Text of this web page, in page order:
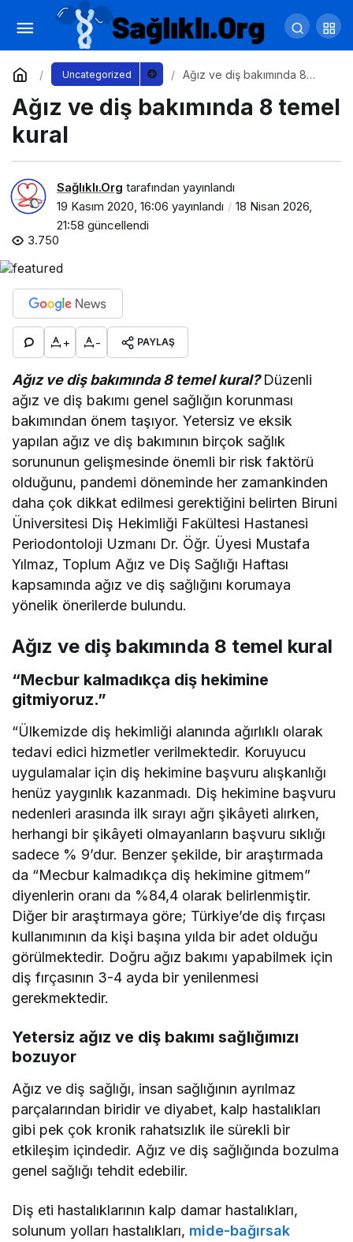
Uncategorized
Ağız ve diş bakımında 8
Ağız ve diş bakımında 8 temel
kural
Sağlıklı.Org tarafından yayınlandı
19 Kasım 2020, 16:06 yayınlandı
18 Nisan 2026,
21:58 güncellendi
3.750
+ - PAYLAŞ
Ağız ve diş bakımında 8 temel kural?Düzenli
ağız ve diş bakımı genel sağlığın korunması
bakımından önem taşıyor. Yetersiz ve eksik
yapılan ağız ve diş bakımının birçok sağlık
sorununun gelişmesinde önemli bir risk faktörü
olduğunu, pandemi döneminde her zamankinden
daha çok dikkat edilmesi gerektiğini belirten Biruni
Üniversitesi Diş Hekimliği Fakültesi Hastanesi
Periodontoloji Uzmanı Dr. Öğr. Üyesi Mustafa
Yılmaz, Toplum Ağız ve Diş Sağlığı Haftası
kapsamında ağız ve diş sağlığını korumaya
yönelik önerilerde bulundu.
Ağız ve diş bakımında 8 temel kural
“Mecbur kalmadıkça diş hekimine
gitmiyoruz.”
“Ülkemizde diş hekimliği alanında ağırlıklı olarak
tedavi edici hizmetler verilmektedir. Koruyucu
uygulamalar için diş hekimine başvuru alışkanlığı
henüz yaygınlık kazanmadı. Diş hekimine başvuru
nedenleri arasında ilk sırayı ağrı şikâyeti alırken,
herhangi bir şikâyeti olmayanların başvuru sıklığı
sadece % 9’dur. Benzer şekilde, bir araştırmada
da “Mecbur kalmadıkça diş hekimine gitmem”
diyenlerin oranı da %84,4 olarak belirlenmiştir.
Diğer bir araştırmaya göre; Türkiye’de diş fırçası
kullanımının da kişi başına yılda bir adet olduğu
görülmektedir. Doğru ağız bakımı yapabilmek için
diş fırçasının 3-4 ayda bir yenilenmesi
gerekmektedir.
Yetersiz ağız ve diş bakımı sağlığımızı
bozuyor
Ağız ve diş sağlığı, insan sağlığının ayrılmaz
parçalarından biridir ve diyabet, kalp hastalıkları
gibi pek çok kronik rahatsızlık ile sürekli bir
etkileşim içindedir. Ağız ve diş sağlığında bozulma
genel sağlığı tehdit edebilir.
Diş eti hastalıklarının kalp damar hastalıkları,
solunum yolları hastalıkları, mide-bağırsak
Penis Kırılması Belirtileri Nelerdir?
Yorum Yap Paylaş